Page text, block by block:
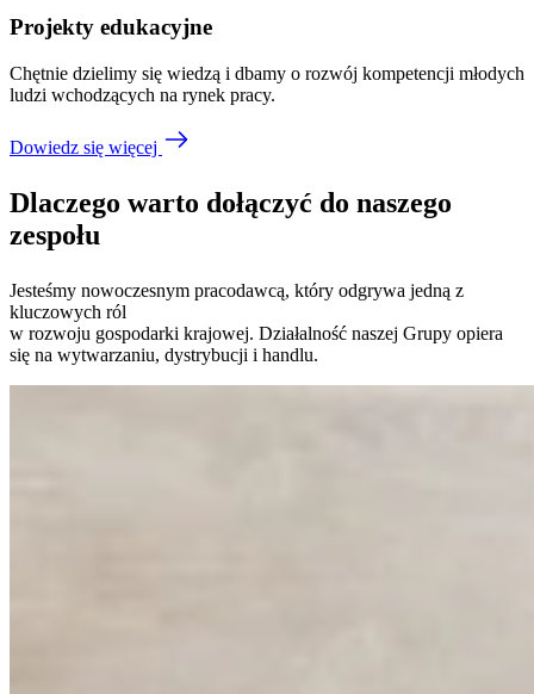
Projekty edukacyjne
Chętnie dzielimy się wiedzą i dbamy o rozwój kompetencji młodych
ludzi wchodzących na rynek pracy.
Dowiedz się więcej
Dlaczego warto dołączyć do naszego
zespołu
Jesteśmy nowoczesnym pracodawcą, który odgrywa jedną z
kluczowych ról
w rozwoju gospodarki krajowej. Działalność naszej Grupy opiera
się na wytwarzaniu, dystrybucji i handlu.